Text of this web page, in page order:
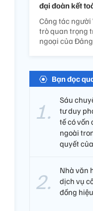
đại đoàn kết
Công tác người
trò quan trọng
ngoại của
Bạn đọc
Sáu
tư duy
tế có vốn
ngoài
quyết
Nhà văn
dịch vụ
đồng